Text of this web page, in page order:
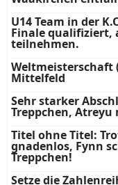
U14 Team in der
Finale qualifiziert,
teilnehmen.
Weltmeisterschaft
Mittelfeld
Sehr starker
Treppchen,
Titel ohne Titel:
gnadenlos, Fynn
Treppchen!
Setze die